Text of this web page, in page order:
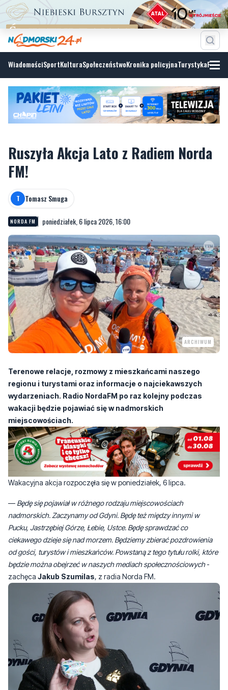
WiadomościSportKulturaSpołeczeństwoKronika policyjnaTurystyka
Ruszyła Akcja Lato z Radiem Norda
T Tomasz Smuga
ARCHIWUM
Terenowe relacje, rozmowy z mieszkańcami naszego
regionu i turystami oraz informacje o najciekawszych
wakacji będzie pojawiać się w nadmorskich
miejscowościach.
Wakacyjna akcja rozpoczęła się w poniedziałek, 6 lipca.
—
Będę się pojawiał w różnego rodzaju miejscowościach
nadmorskich. Zaczynamy od Gdyni. Będę też między innymi w
ciekawego dzieje się nad morzem. Będziemy zbierać pozdrowienia
od gości, turystów i mieszkańców. Powstaną z tego tytułu rolki, które
będzie można obejrzeć w naszych mediach społecznościowych
zachęcaJakub Szumilas, z radia Norda FM.
Pierwszym przystankiem dziennikarza była wspomniana Gdynia,
która w tym roku jest gospodarzem 27. Światowego Zjazdu